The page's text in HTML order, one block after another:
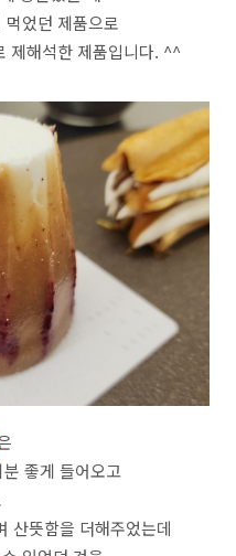
먹었던 제품으로
제해석한 제품입니다. ^^
좋게 들어오고
산뜻함을 더해주었는데